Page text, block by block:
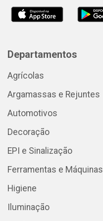
Departamentos
Agrícolas
Argamassas e Rejuntes
Automotivos
Decoração
EPI e Sinalização
Ferramentas e Máquinas
Higiene
Iluminação